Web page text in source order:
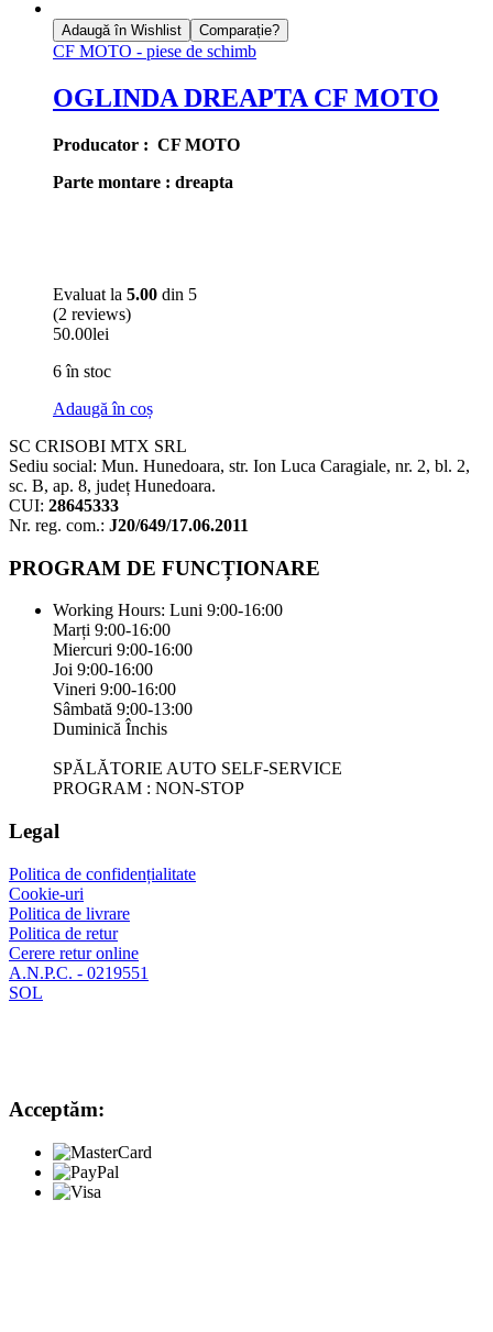
Adaugă în Wishlist Comparație?
CF MOTO - piese de schimb
OGLINDA DREAPTA CF MOTO
Producator : CF MOTO
Parte montare : dreapta
Evaluat la 5.00 din 5
(2 reviews)
50.00lei
6 în stoc
Adaugă în coș
SC CRISOBI MTX SRL
Sediu social: Mun. Hunedoara, str. Ion Luca Caragiale, nr. 2, bl. 2,
sc. B, ap. 8, județ Hunedoara.
CUI: 28645333
Nr. reg. com.: J20/649/17.06.2011
PROGRAM DE FUNCȚIONARE
Working Hours: Luni 9:00-16:00
Marți 9:00-16:00
Miercuri 9:00-16:00
Joi 9:00-16:00
Vineri 9:00-16:00
Sâmbată 9:00-13:00
Duminică Închis
SPĂLĂTORIE AUTO SELF-SERVICE
PROGRAM : NON-STOP
Legal
Politica de confidențialitate
Cookie-uri
Politica de livrare
Politica de retur
Cerere retur online
A.N.P.C. - 0219551
SOL
Acceptăm: